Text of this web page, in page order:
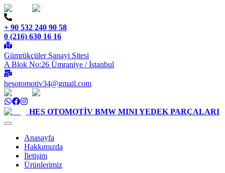
+ 90 532 240 90 58
0 (216) 630 16 16
Gümrükçüler Sanayi Sitesi
A Blok No:26 Ümraniye / İstanbul
hesotomotiv34@gmail.com
HES OTOMOTİV BMW MINI YEDEK PARÇALARI
Anasayfa
Hakkımızda
İletişim
Ürünlerimiz